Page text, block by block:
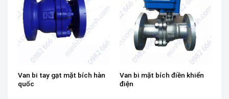
Van bi tay gạt mặt bích hàn
quốc
Van bi mặt bích điền khiển
điện